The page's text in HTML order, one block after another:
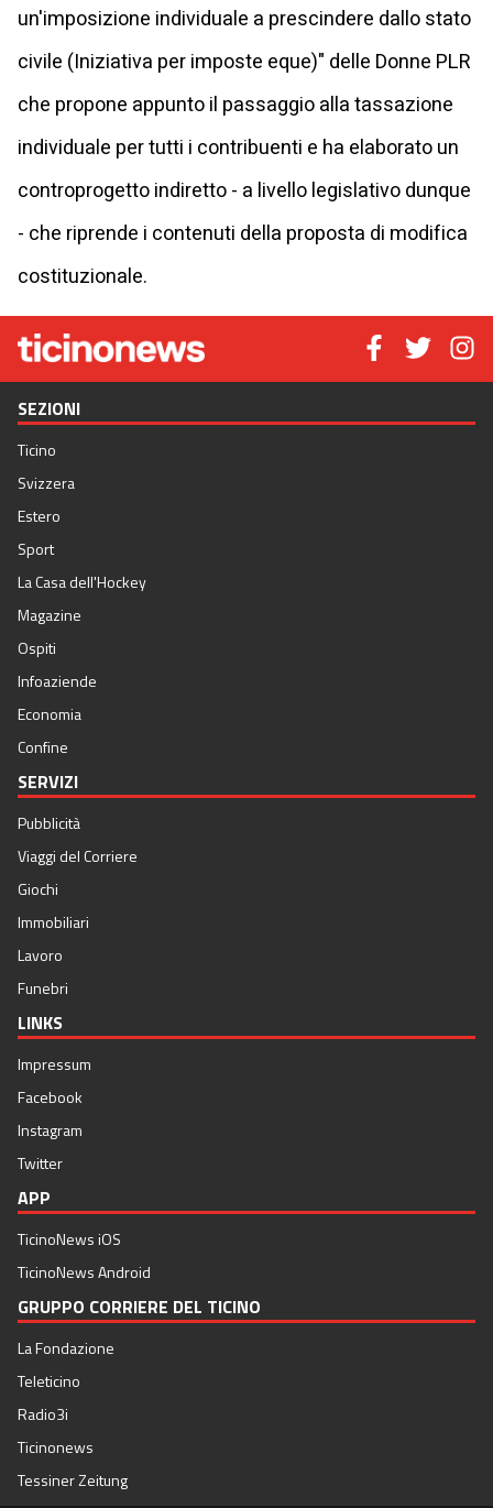
un'imposizione individuale a prescindere dallo stato
civile (Iniziativa per imposte eque)" delle Donne PLR
che propone appunto il passaggio alla tassazione
individuale per tutti i contribuenti e ha elaborato un
controprogetto indiretto - a livello legislativo dunque
- che riprende i contenuti della proposta di modifica
costituzionale.
SEZIONI
Ticino
Svizzera
Estero
Sport
La Casa dell'Hockey
Magazine
Ospiti
Infoaziende
Economia
Confine
SERVIZI
Pubblicità
Viaggi del Corriere
Giochi
Immobiliari
Lavoro
Funebri
LINKS
Impressum
Facebook
Instagram
Twitter
APP
TicinoNews iOS
TicinoNews Android
GRUPPO CORRIERE DEL TICINO
La Fondazione
Teleticino
Radio3i
Ticinonews
Tessiner Zeitung